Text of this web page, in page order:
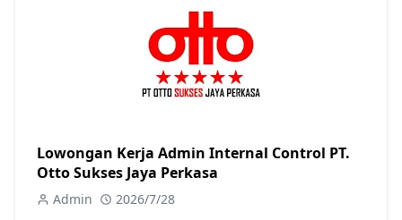
Lowongan Kerja Admin Internal Control PT.
Otto Sukses Jaya Perkasa
Admin 2026/7/28